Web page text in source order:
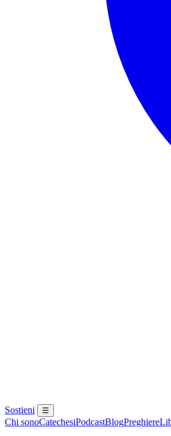
Sostieni ☰
Chi sonoCatechesiPodcastBlogPreghiere